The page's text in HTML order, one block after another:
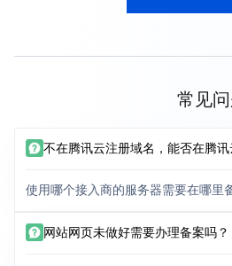
常见
不在腾讯云注册域名，能否在腾讯
使用哪个接入商的服务器需要在哪里
网站网页未做好需要办理备案吗？